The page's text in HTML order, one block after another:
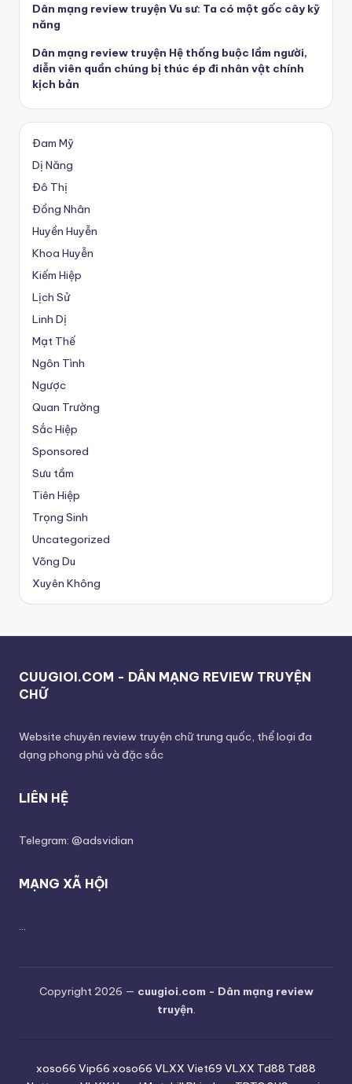
Dân mạng review truyện Vu sư: Ta có một gốc cây kỹ
năng
Dân mạng review truyện Hệ thống buộc lầm người,
diễn viên quần chúng bị thúc ép đi nhân vật chính
kịch bản
Đam Mỹ
Dị Năng
Đô Thị
Đồng Nhân
Huyền Huyễn
Khoa Huyễn
Kiếm Hiệp
Lịch Sử
Linh Dị
Mạt Thế
Ngôn Tình
Ngược
Quan Trường
Sắc Hiệp
Sponsored
Sưu tầm
Tiên Hiệp
Trọng Sinh
Uncategorized
Võng Du
Xuyên Không
CUUGIOI.COM - DÂN MẠNG REVIEW TRUYỆN
CHỮ
Website chuyên review truyện chữ trung quốc, thể loại đa
dạng phong phú và đặc sắc
LIÊN HỆ
Telegram: @adsvidian
MẠNG XÃ HỘI
...
Copyright 2026 — cuugioi.com - Dân mạng review
truyện.
xoso66 Vip66 xoso66 VLXX Viet69 VLXX Td88 Td88